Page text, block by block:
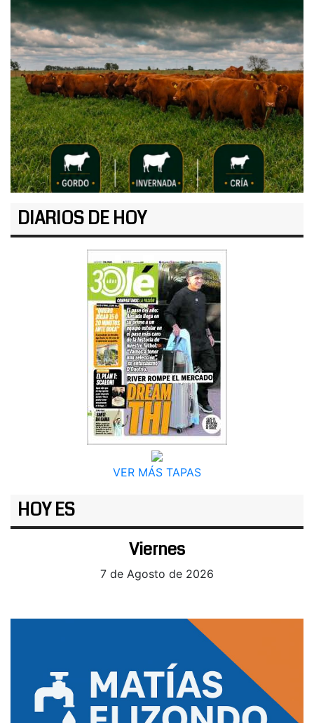
DIARIOS DE HOY
VER MÁS TAPAS
HOY ES
Viernes
7 de Agosto de 2026